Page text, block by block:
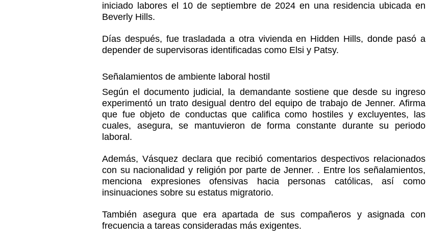
iniciado labores el 10 de septiembre de 2024 en una residencia ubicada en
Beverly Hills.
Días después, fue trasladada a otra vivienda en Hidden Hills, donde pasó a
depender de supervisoras identificadas como Elsi y Patsy.
Señalamientos de ambiente laboral hostil
Según el documento judicial, la demandante sostiene que desde su ingreso
experimentó un trato desigual dentro del equipo de trabajo de Jenner. Afirma
que fue objeto de conductas que califica como hostiles y excluyentes, las
cuales, asegura, se mantuvieron de forma constante durante su periodo
laboral.
Además, Vásquez declara que recibió comentarios despectivos relacionados
con su nacionalidad y religión por parte de Jenner. . Entre los señalamientos,
menciona expresiones ofensivas hacia personas católicas, así como
insinuaciones sobre su estatus migratorio.
También asegura que era apartada de sus compañeros y asignada con
frecuencia a tareas consideradas más exigentes.